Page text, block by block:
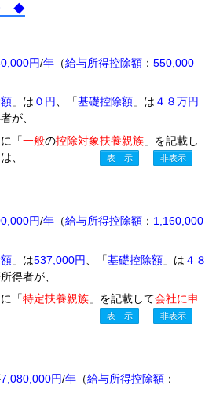
◆
円/年 （給与所得控除額 ： 550,000
」は ０円、「基礎控除額 」は ４８万円
が、
「一般の控除対象扶養親族 」を記載し
は、
円/年 （給与所得控除額 ： 1,160,000
」は537,000円 、「基礎控除額 」は ４８
得者が、
「特定扶養親族 」を記載して会社に申
、
7,080,000円/年 （給与所得控除額 ：